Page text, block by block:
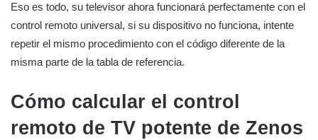
Eso es todo, su televisor ahora funcionará perfectamente con el
control remoto universal, si su dispositivo no funciona, intente
repetir el mismo procedimiento con el código diferente de la
misma parte de la tabla de referencia.
Cómo calcular el control
remoto de TV potente de Zenos